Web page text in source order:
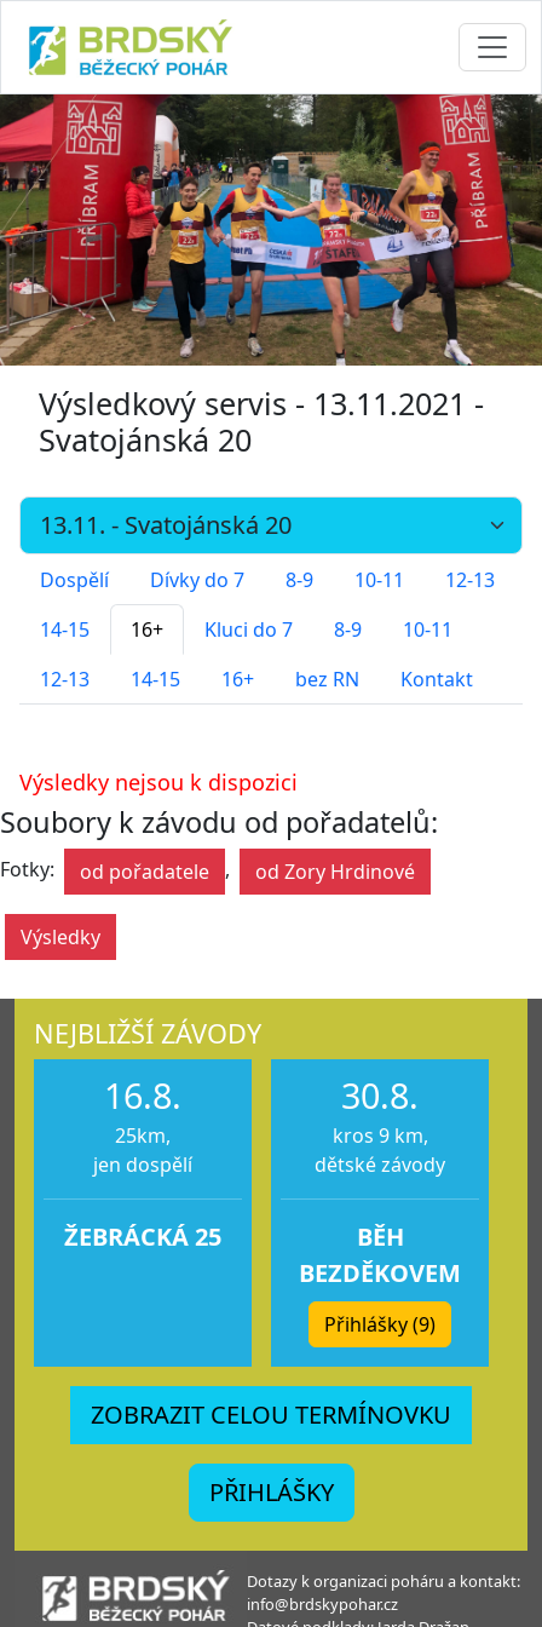
Výsledkový servis - 13.11.2021 -
Svatojánská 20
Dospělí Dívky do 7 8-9 10-11
12-13
14-15
16+ Kluci do 7 8-9
10-11
12-13
14-15 16+ bez RN Kontakt
Výsledky nejsou k dispozici
Soubory k závodu od pořadatelů:
Fotky: od pořadatele , od Zory Hrdinové
Výsledky
NEJBLIŽŠÍ ZÁVODY
16.8.
25km,
jen dospělí
ŽEBRÁCKÁ 25
30.8.
kros 9 km,
dětské závody
BĚH
BEZDĚKOVEM
Přihlášky (9)
ZOBRAZIT CELOU TERMÍNOVKU
PŘIHLÁŠKY
Dotazy k organizaci poháru a kontakt:
info@brdskypohar.cz